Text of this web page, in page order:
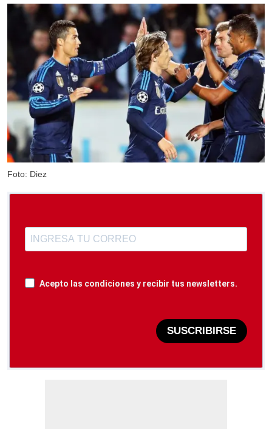
Foto: Diez
Acepto las condiciones y recibir tus newsletters.
SUSCRIBIRSE